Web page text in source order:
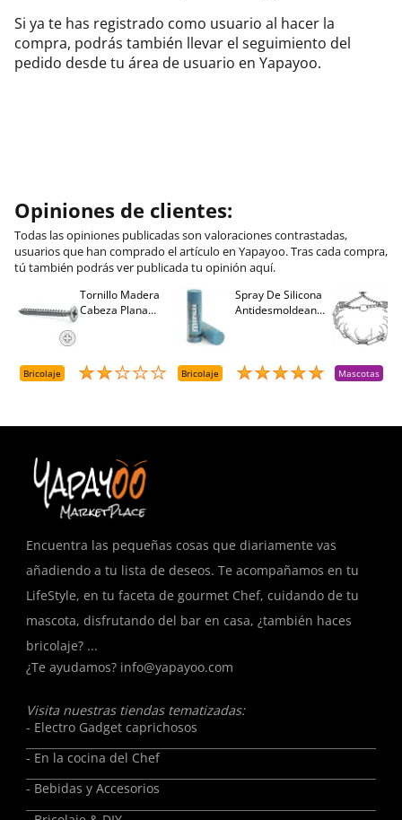
Si ya te has registrado como usuario al hacer la
compra, podrás también llevar el seguimiento del
pedido desde tu área de usuario en Yapayoo.
Opiniones de clientes:
Todas las opiniones publicadas son valoraciones contrastadas,
usuarios que han comprado el artículo en Yapayoo. Tras cada compra,
tú también podrás ver publicada tu opinión aquí.
Tornillo Madera
Cabeza Plana
Bricolaje
Spray De Silicona
Antidesmoldeante
Bricolaje Mascotas
Encuentra las pequeñas cosas que diariamente vas
añadiendo a tu lista de deseos. Te acompañamos en tu
LifeStyle, en tu faceta de gourmet Chef, cuidando de tu
mascota, disfrutando del bar en casa, ¿también haces
bricolaje? ...
¿Te ayudamos? info@yapayoo.com
Visita nuestras tiendas tematizadas:
- Electro Gadget caprichosos
- En la cocina del Chef
- Bebidas y Accesorios